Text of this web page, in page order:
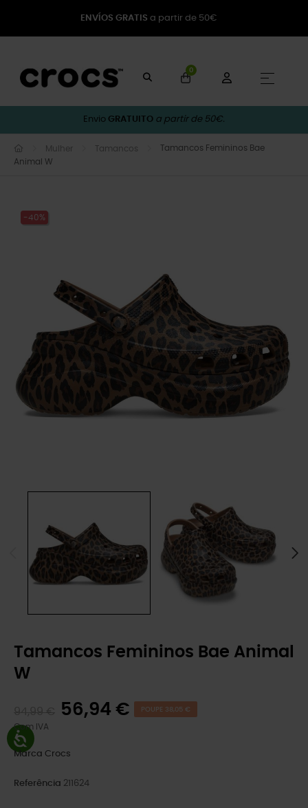
ENVÍOS GRATIS a partir de 50€
0
☰
Envio GRATUITO a partir de 50€.
Mulher Tamancos
Tamancos Femininos Bae
Animal W
-40%
Tamancos Femininos Bae Animal
W
56,94 € POUPE 38,05 €
Com IVA
Marca Crocs
Referência 211624